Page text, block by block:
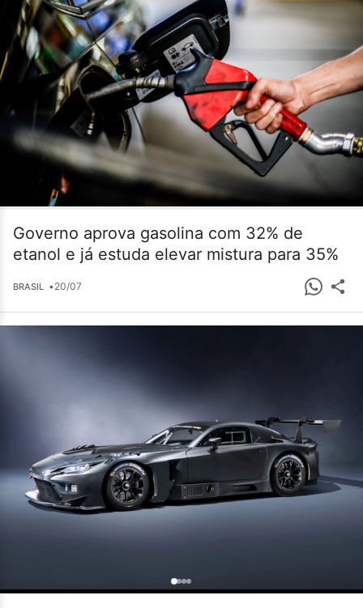
Governo aprova gasolina com 32% de
etanol e já estuda elevar mistura para 35%
BRASIL •20/07